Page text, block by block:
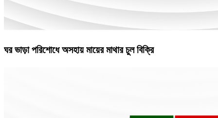
ঘর ভাড়া পরিশোধে অসহায় মায়ের মাথার চুল বিক্রি